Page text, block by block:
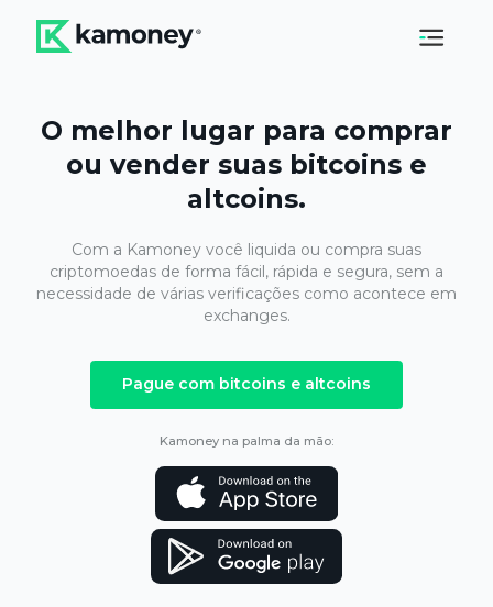
O melhor lugar para comprar
ou vender suas bitcoins e
altcoins.
Com a Kamoney você liquida ou compra suas
criptomoedas de forma fácil, rápida e segura, sem a
necessidade de várias verificações como acontece em
exchanges.
Pague com bitcoins e altcoins
Kamoney na palma da mão: